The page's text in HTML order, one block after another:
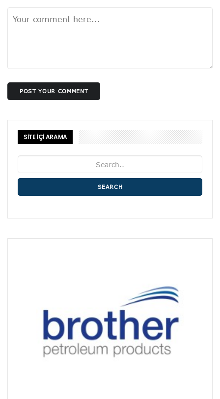
POST YOUR COMMENT
SİTE İÇİ ARAMA
SEARCH